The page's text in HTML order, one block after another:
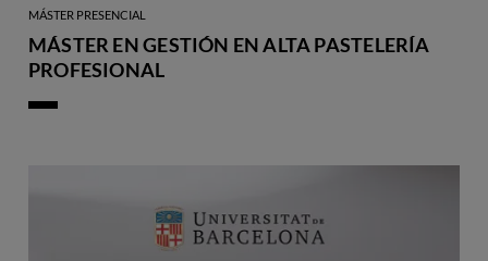
MÁSTER PRESENCIAL
MÁSTER EN GESTIÓN EN ALTA PASTELERÍA
PROFESIONAL